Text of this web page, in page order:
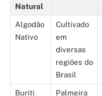
Natural
Algodão
Nativo
Cultivado
em
diversas
regiões do
Brasil
Buriti
Palmeira